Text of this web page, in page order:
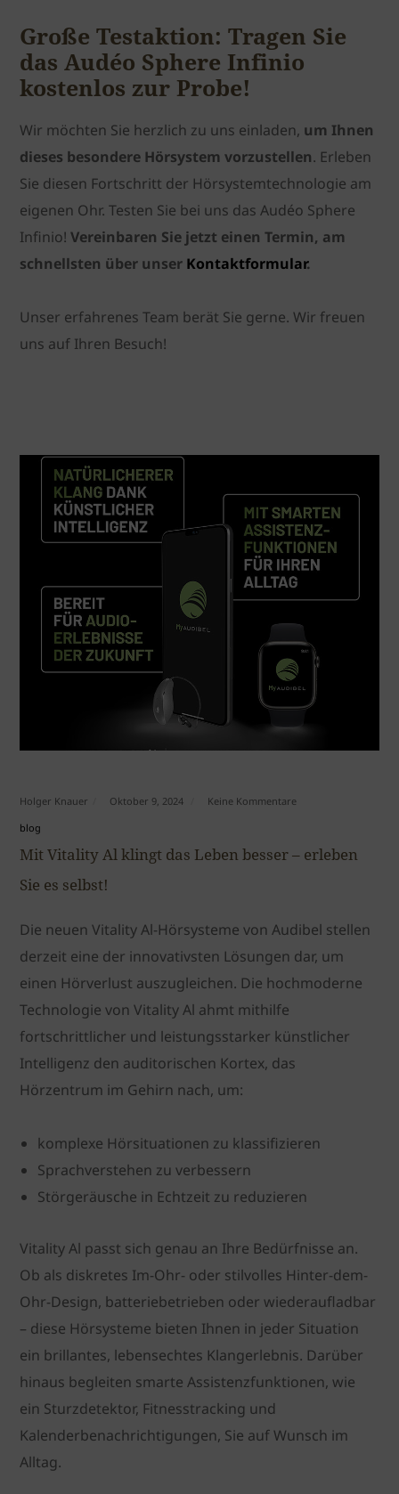
Große Testaktion: Tragen Sie
das Audéo Sphere Infinio
kostenlos zur Probe!
Wir möchten Sie herzlich zu uns einladen, um Ihnen
dieses besondere Hörsystem vorzustellen. Erleben
Sie diesen Fortschritt der Hörsystemtechnologie am
eigenen Ohr. Testen Sie bei uns das Audéo Sphere
Infinio!Vereinbaren Sie jetzt einen Termin, am
schnellsten über unser Kontaktformular.
Unser erfahrenes Team berät Sie gerne. Wir freuen
uns auf Ihren Besuch!
Holger Knauer Oktober 9, 2024
Keine Kommentare
blog
Mit Vitality Al klingt das Leben besser – erleben
Sie es selbst!
Die neuen Vitality Al-Hörsysteme von Audibel stellen
derzeit eine der innovativsten Lösungen dar, um
einen Hörverlust auszugleichen. Die hochmoderne
Technologie von Vitality Al ahmt mithilfe
fortschrittlicher und leistungsstarker künstlicher
Intelligenz den auditorischen Kortex, das
Hörzentrum im Gehirn nach, um:
komplexe Hörsituationen zu klassifizieren
Sprachverstehen zu verbessern
Störgeräusche in Echtzeit zu reduzieren
Vitality Al passt sich genau an Ihre Bedürfnisse an.
Ob als diskretes Im-Ohr- oder stilvolles Hinter-dem-
Ohr-Design, batteriebetrieben oder wiederaufladbar
– diese Hörsysteme bieten Ihnen in jeder Situation
ein brillantes, lebensechtes Klangerlebnis. Darüber
hinaus begleiten smarte Assistenzfunktionen, wie
ein Sturzdetektor, Fitnesstracking und
Kalenderbenachrichtigungen, Sie auf Wunsch im
Alltag.